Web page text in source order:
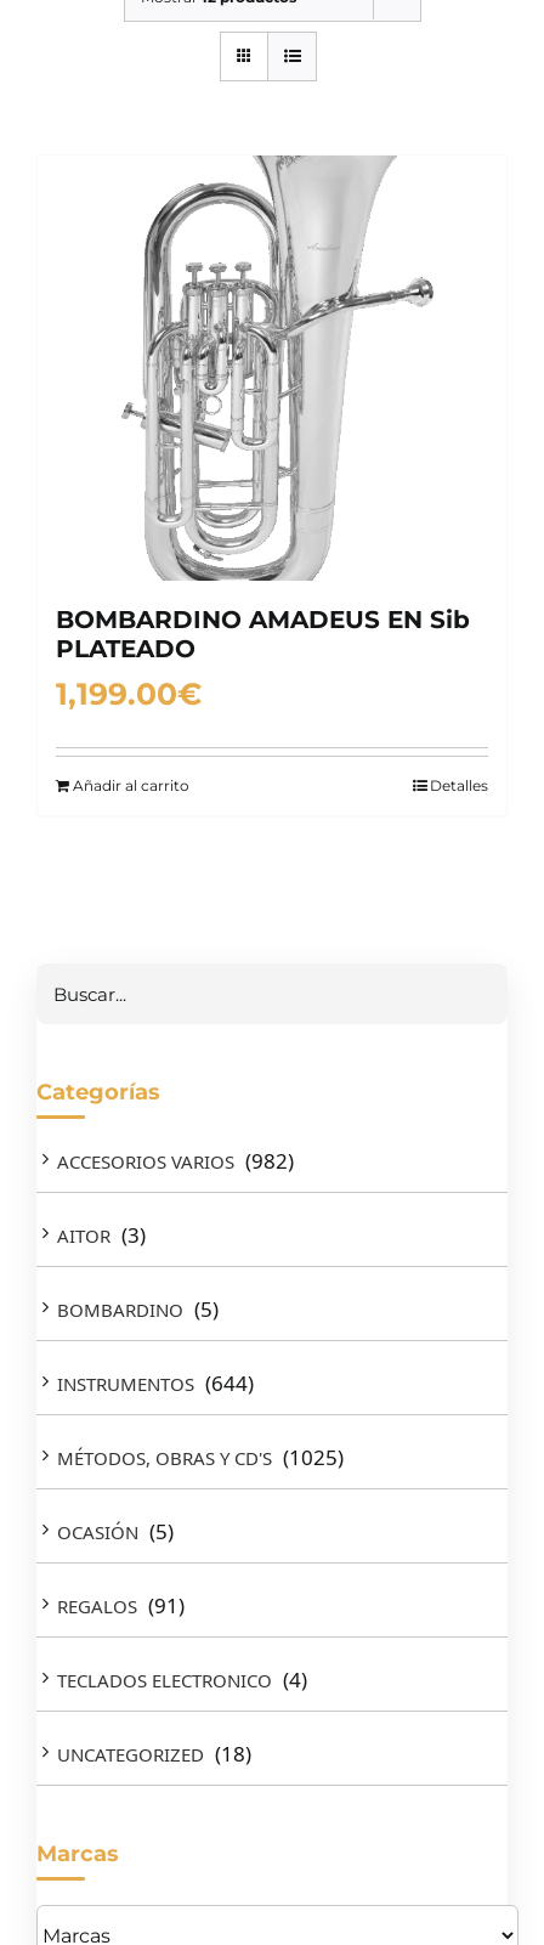
SERVICIOS TALLER
OCASIÓN
BOMBARDINO AMADEUS EN Sib
PLATEADO
1,199.00€
Añadir al carrito Detalles
Categorías
ACCESORIOS VARIOS (982)
AITOR (3)
BOMBARDINO (5)
INSTRUMENTOS (644)
MÉTODOS, OBRAS Y CD'S (1025)
OCASIÓN (5)
REGALOS (91)
TECLADOS ELECTRONICO (4)
UNCATEGORIZED (18)
Marcas